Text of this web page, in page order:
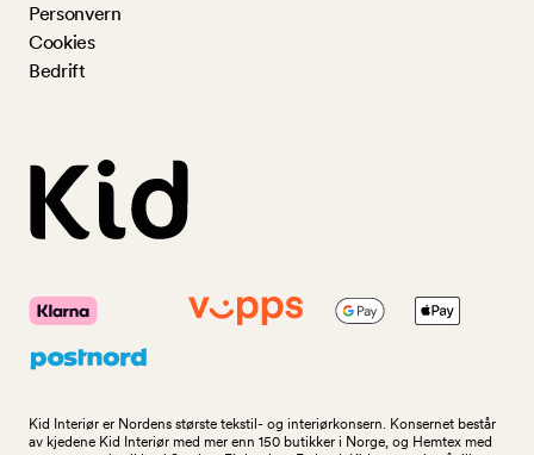
Personvern
Cookies
Bedrift
Kid Interiør er Nordens største tekstil- og interiørkonsern. Konsernet består
av kjedene Kid Interiør med mer enn 150 butikker i Norge, og Hemtex med